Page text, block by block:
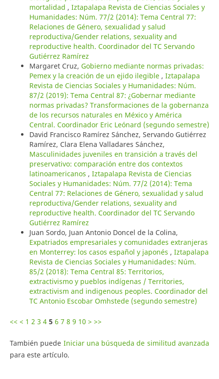
mortalidad , Iztapalapa Revista de Ciencias Sociales y
Humanidades: Núm. 77/2 (2014): Tema Central 77:
Relaciones de Género, sexualidad y salud
reproductiva/Gender relations, sexuality and
reproductive health. Coordinador del TC Servando
Gutiérrez Ramírez
Margaret Cruz, Gobierno mediante normas privadas:
Pemex y la creación de un ejido ilegible , Iztapalapa
Revista de Ciencias Sociales y Humanidades: Núm.
87/2 (2019): Tema Central 87: ¿Gobernar mediante
normas privadas? Transformaciones de la gobernanza
de los recursos naturales en México y América
Central. Coordinador Eric Leónard (segundo semestre)
David Francisco Ramírez Sánchez, Servando Gutiérrez
Ramírez, Clara Elena Valladares Sánchez,
Masculinidades juveniles en transición a través del
preservativo: comparación entre dos contextos
latinoamericanos , Iztapalapa Revista de Ciencias
Sociales y Humanidades: Núm. 77/2 (2014): Tema
Central 77: Relaciones de Género, sexualidad y salud
reproductiva/Gender relations, sexuality and
reproductive health. Coordinador del TC Servando
Gutiérrez Ramírez
Juan Sordo, Juan Antonio Doncel de la Colina,
Expatriados empresariales y comunidades extranjeras
en Monterrey: los casos español y japonés , Iztapalapa
Revista de Ciencias Sociales y Humanidades: Núm.
85/2 (2018): Tema Central 85: Territorios,
extractivismo y pueblos indígenas / Territories,
extractivism and indigenous peoples. Coordinador del
TC Antonio Escobar Omhstede (segundo semestre)
<< < 1 2 3 4 5 6 7 8 9 10 > >>
También puede Iniciar una búsqueda de similitud avanzada
para este artículo.